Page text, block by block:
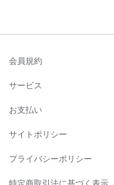
会員規約
サービス
お支払い
サイトポリシー
プライバシーポリシー